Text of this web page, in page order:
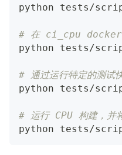
python tests/
# 在 ci_cpu docker
python tests/
# 通过运行特定的测试
python tests/
# 运行 CPU 构建，并
python tests/